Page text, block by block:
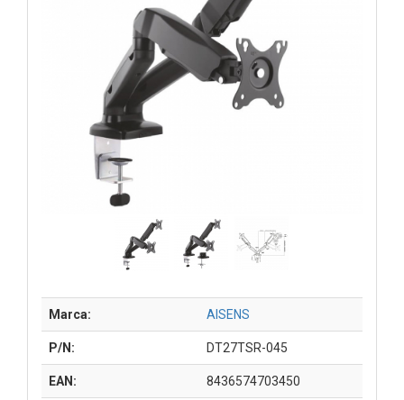
Marca: AISENS
P/N: DT27TSR-045
EAN: 8436574703450